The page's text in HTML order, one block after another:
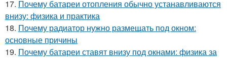
17. Почему батареи отопления обычно устанавливаются
внизу: физика и практика
18. Почему радиатор нужно размещать под окном:
основные причины
19. Почему батареи ставят внизу под окнами: физика за